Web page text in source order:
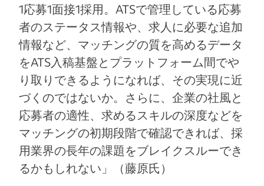
1応募1面接1採用。ATSで管理している応募
者のステータス情報や、求人に必要な追加
情報など、マッチングの質を高めるデータ
をATS入稿基盤とプラットフォーム間でや
り取りできるようになれば、その実現に近
づくのではないか。さらに、企業の社風と
応募者の適性、求めるスキルの深度などを
マッチングの初期段階で確認できれば、採
用業界の長年の課題をブレイクスルーでき
るかもしれない」（藤原氏）